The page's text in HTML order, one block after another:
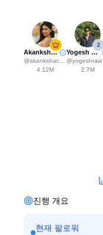
Akanksha Choudhary
@akankshachoudhary_official
4.12M
2
Yogesh Rawat
@yogeshrawat04
2.7M
진행 개요
현재 팔로워